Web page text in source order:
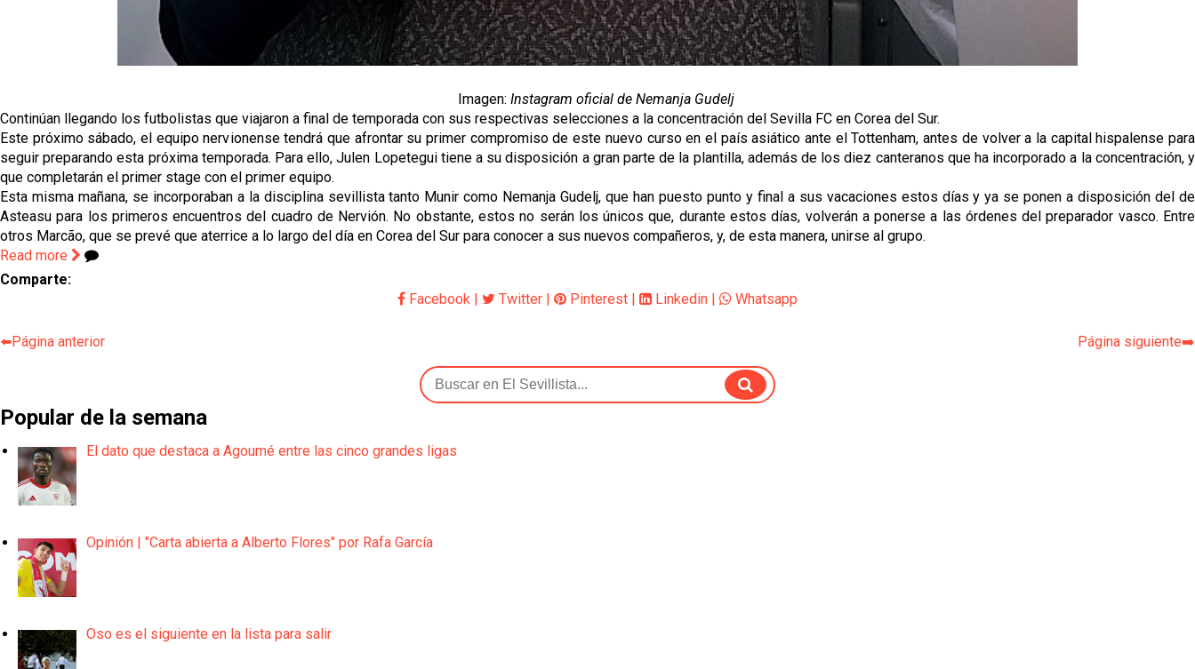
Imagen: Instagram oficial de Nemanja Gudelj
Continúan llegando los futbolistas que viajaron a final de temporada con sus respectivas selecciones a la concentración del Sevilla FC en Corea del Sur.
Este próximo sábado, el equipo nervionense tendrá que afrontar su primer compromiso de este nuevo curso en el país asiático ante el Tottenham, antes de volver a la capital hispalense para
seguir preparando esta próxima temporada. Para ello, Julen Lopetegui tiene a su disposición a gran parte de la plantilla, además de los diez canteranos que ha incorporado a la concentración, y
que completarán el primer stage con el primer equipo.
Esta misma mañana, se incorporaban a la disciplina sevillista tanto Munir como Nemanja Gudelj, que han puesto punto y final a sus vacaciones estos días y ya se ponen a disposición del de
Asteasu para los primeros encuentros del cuadro de Nervión. No obstante, estos no serán los únicos que, durante estos días, volverán a ponerse a las órdenes del preparador vasco. Entre
otros Marcão, que se prevé que aterrice a lo largo del día en Corea del Sur para conocer a sus nuevos compañeros, y, de esta manera, unirse al grupo.
Read more
Comparte:
Facebook | Twitter | Pinterest | Linkedin | Whatsapp
⬅️Página anterior Página siguiente➡️
Popular de la semana
El dato que destaca a Agoumé entre las cinco grandes ligas
Opinión | "Carta abierta a Alberto Flores" por Rafa García
Oso es el siguiente en la lista para salir